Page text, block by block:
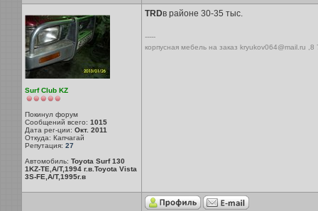
Surf Club KZ
Покинул форум
Сообщений всего: 1015
Дата рег-ции: Окт. 2011
Откуда: Капчагай
Репутация: 27
Автомобиль: Toyota Surf 130
1KZ-TE,A/T,1994 г.в.Toyota Vista
3S-FE,A/T,1995г.в
TRDв районе 30-35 тыс.
-----
корпусная мебель на заказ kryukov064@mail.ru